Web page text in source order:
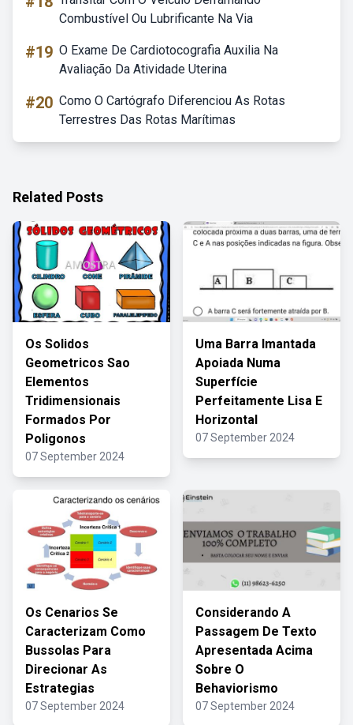
Combustível Ou Lubrificante Na Via
#19 O Exame De Cardiotocografia Auxilia Na
Avaliação Da Atividade Uterina
#20 Como O Cartógrafo Diferenciou As Rotas
Terrestres Das Rotas Marítimas
Related Posts
Os Solidos
Geometricos Sao
Elementos
Tridimensionais
Formados Por
Poligonos
07 September 2024
Uma Barra Imantada
Apoiada Numa
Superfície
Perfeitamente Lisa E
Horizontal
07 September 2024
Os Cenarios Se
Caracterizam Como
Bussolas Para
Direcionar As
Estrategias
07 September 2024
Considerando A
Passagem De Texto
Apresentada Acima
Sobre O
Behaviorismo
07 September 2024